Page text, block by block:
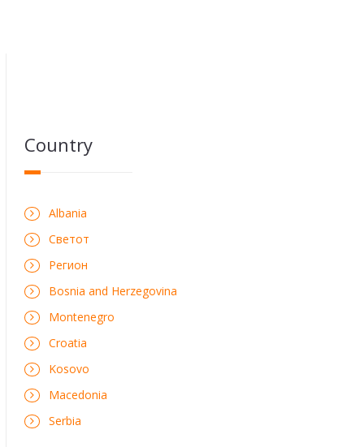
Country
Albania
Светот
Регион
Bosnia and Herzegovina
Montenegro
Croatia
Kosovo
Macedonia
Serbia